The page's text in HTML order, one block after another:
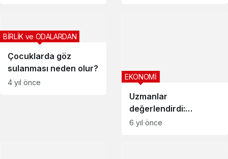
KULLANDI! İŞTE
DETAY…
Çocuklarda göz
sulanması neden olur?
BİRLİK ve ODALARDAN
4 yıl önce
Uzmanlar
değerlendirdi:
Kademeli normalleşme
EKONOMİ
6 yıl önce